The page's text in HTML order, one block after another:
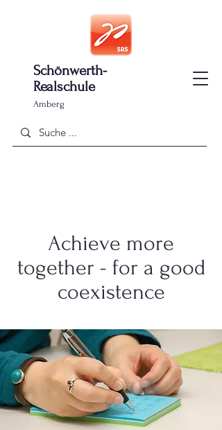
Schönwerth-
Realschule
Amberg
Achieve more
together - for a good
coexistence